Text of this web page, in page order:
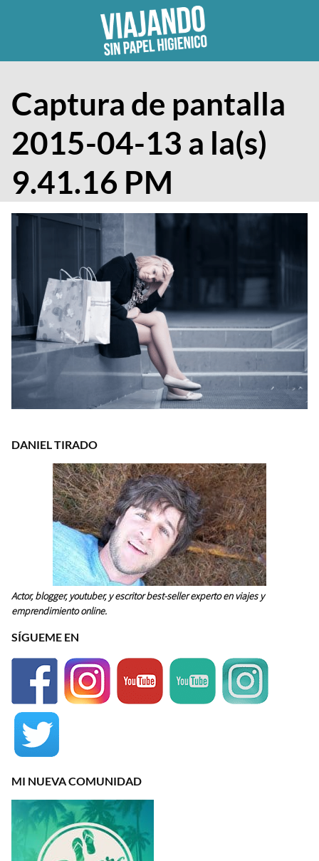
Captura de pantalla
2015-04-13 a la(s)
9.41.16 PM
DANIEL TIRADO
Actor, blogger, youtuber, y escritor best-seller experto en viajes y
emprendimiento online.
SÍGUEME EN
MI NUEVA COMUNIDAD